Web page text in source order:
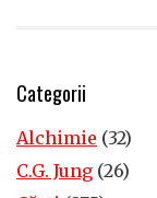
Categorii
Alchimie (32)
C.G. Jung (26)